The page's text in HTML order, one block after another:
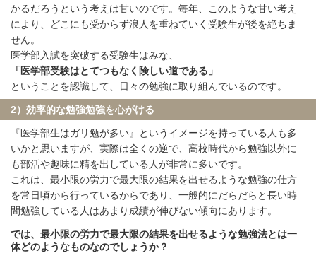
かるだろうという考えは甘いのです。毎年、このような甘い考え
により、どこにも受からず浪人を重ねていく受験生が後を絶ちま
せん。
医学部入試を突破する受験生はみな、
「医学部受験はとてつもなく険しい道である」
ということを認識して、日々の勉強に取り組んでいるのです。
2）効率的な勉強勉強を心がける
『医学部生はガリ勉が多い』というイメージを持っている人も多
いかと思いますが、実際は全くの逆で、高校時代から勉強以外に
も部活や趣味に精を出している人が非常に多いです。
これは、最小限の労力で最大限の結果を出せるような勉強の仕方
を常日頃から行っているからであり、一般的にだらだらと長い時
間勉強している人はあまり成績が伸びない傾向にあります。
では、最小限の労力で最大限の結果を出せるような勉強法とは一
体どのようなものなのでしょうか？